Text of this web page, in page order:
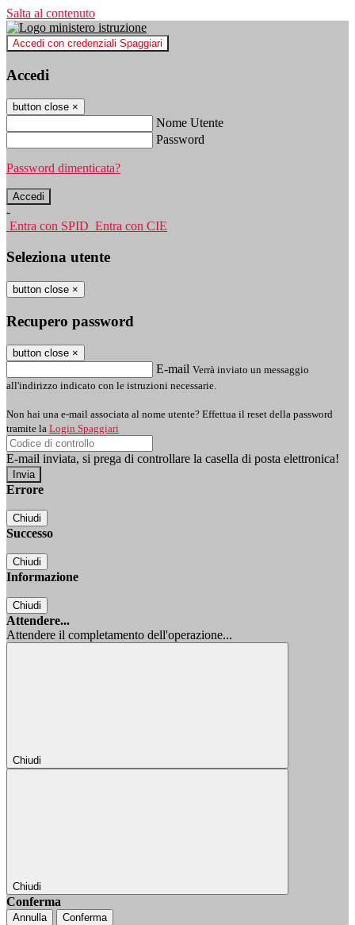
Salta al contenuto
Accedi con credenziali Spaggiari
Accedi
button close ×
Nome Utente
Password
Password dimenticata?
-
Entra con SPID Entra con CIE
Seleziona utente
button close ×
Recupero password
button close ×
E-mail Verrà inviato un messaggio
all'indirizzo indicato con le istruzioni necessarie.
Non hai una e-mail associata al nome utente? Effettua il reset della password
tramite la Login Spaggiari
E-mail inviata, si prega di controllare la casella di posta elettronica!
Errore
Chiudi
Successo
Chiudi
Informazione
Chiudi
Attendere...
Attendere il completamento dell'operazione...
Chiudi
Chiudi
Conferma
Annulla Conferma